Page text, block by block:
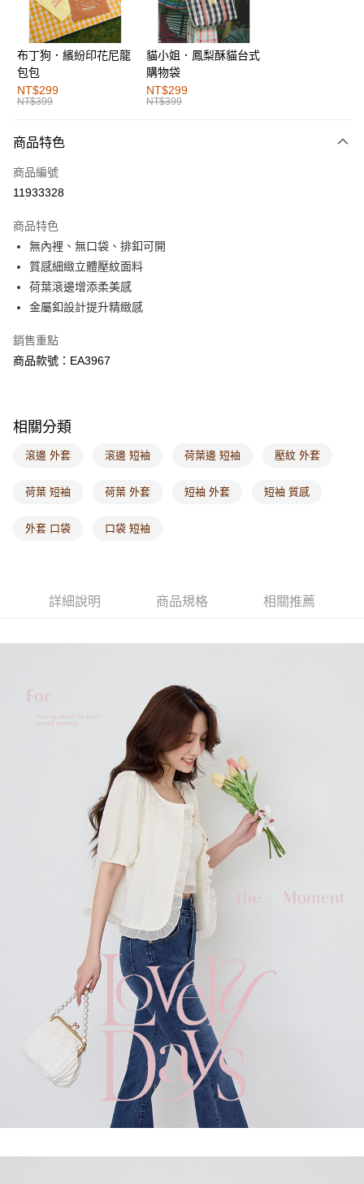
街口支付
運送方式
全家取貨付款
每筆NT$60，滿NT$1,000(含以上)免運費
付款後全家取貨
萊爾富取貨付款
付款後萊爾富取貨
每筆NT$60，滿NT$1,000(含以上)免運費
7-11取貨付款
每筆NT$60，滿NT$1,000(含以上)免運費
付款後7-11取貨
每筆NT$60，滿NT$1,000(含以上)免運費
每筆NT$120，滿NT$1,000(含以上)免運費
付款後門市自取
海外配送-港/澳/新/馬/泰國專屬 查看運費
海外配送-其他亞洲地區
布丁狗．繽紛印花尼龍
包包
NT$299
NT$399
貓小姐．鳳梨酥貓台式
購物袋
NT$299
NT$399
商品特色
商品編號
11933328
商品特色
無內裡、無口袋、排釦可開
質感細緻立體壓紋面料
荷葉滾邊增添柔美感
金屬釦設計提升精緻感
銷售重點
商品款號：EA3967
相關分類
滾邊 外套 滾邊 短袖 荷葉邊 短袖 壓紋 外套
荷葉 短袖 荷葉 外套 短袖 外套 短袖 質感
外套 口袋 口袋 短袖
詳細說明 商品規格 相關推薦